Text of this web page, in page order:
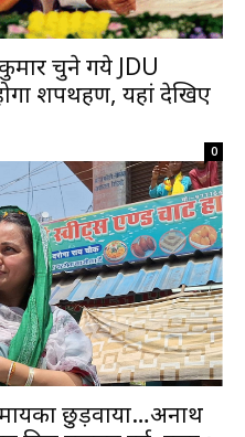
चुने गये JDU
शपथग्रहण, यहां देखिए
0
छुड़वाया…अनाथ